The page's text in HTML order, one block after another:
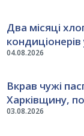
04.08.2026
Два місяці
03.08.2026
Вкрав чужі
Харківщину,